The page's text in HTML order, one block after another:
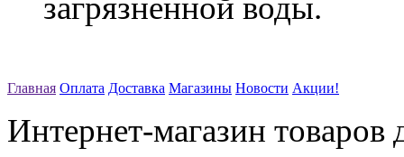
Главная Оплата Доставка Магазины Новости Акции!
Интернет-магазин